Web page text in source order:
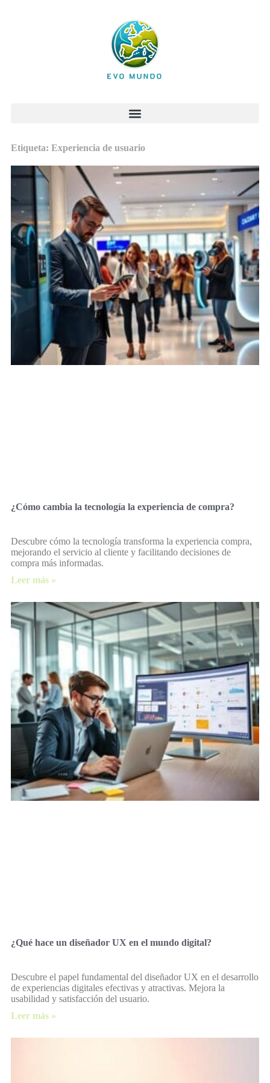
Etiqueta: Experiencia de usuario
¿Cómo cambia la tecnología la experiencia de compra?
Descubre cómo la tecnología transforma la experiencia compra,
mejorando el servicio al cliente y facilitando decisiones de
compra más informadas.
Leer más »
¿Qué hace un diseñador UX en el mundo digital?
Descubre el papel fundamental del diseñador UX en el desarrollo
de experiencias digitales efectivas y atractivas. Mejora la
usabilidad y satisfacción del usuario.
Leer más »